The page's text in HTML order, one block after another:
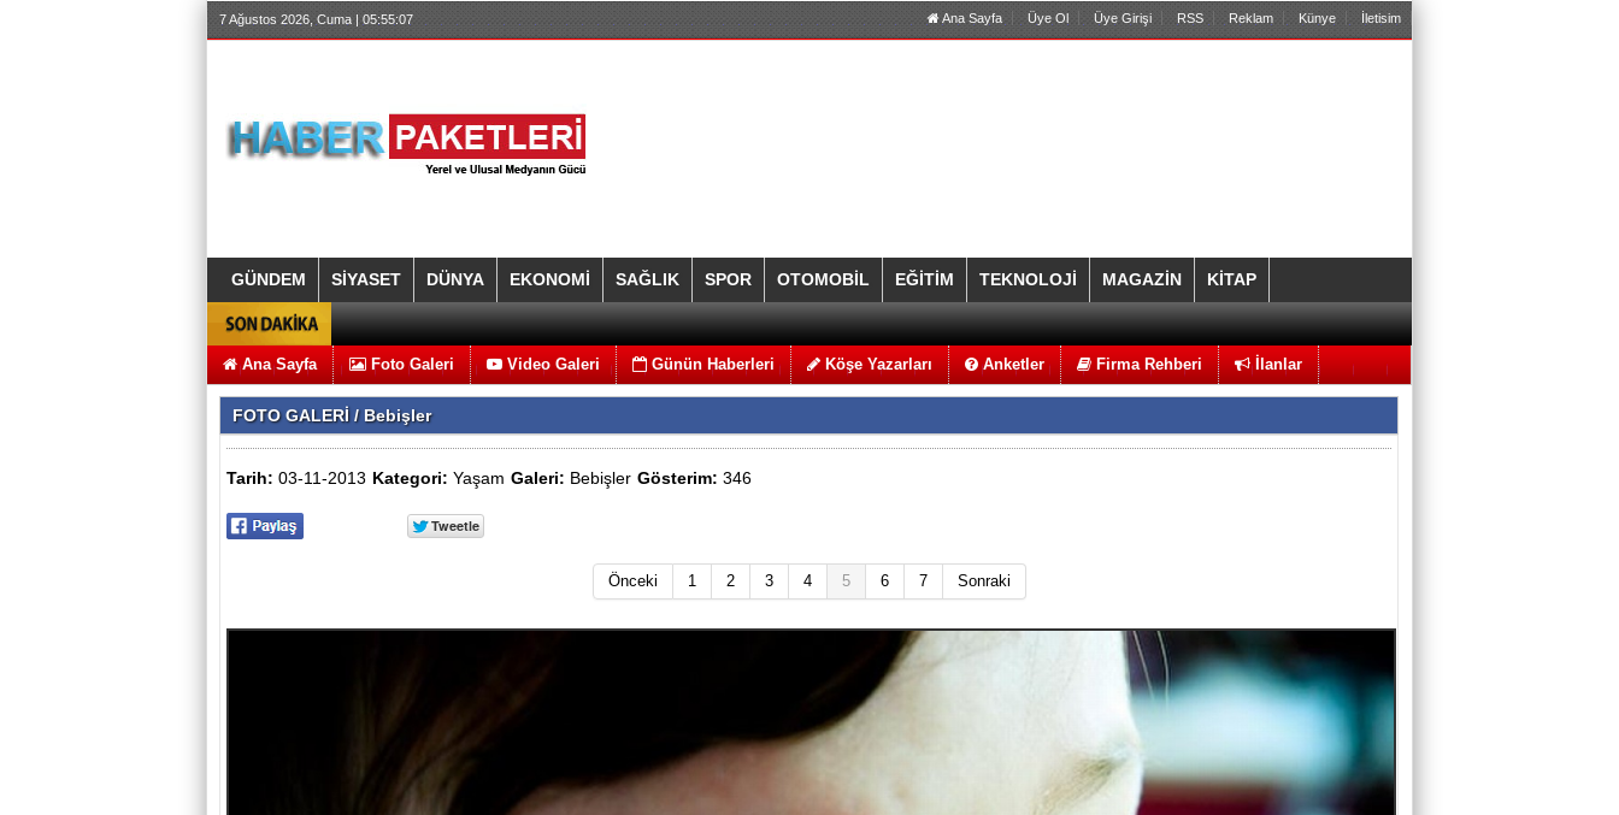
7 Ağustos 2026, Cuma | 05:55:08 Ana Sayfa Üye Ol Üye Girişi RSS Reklam Künye İletisim
GÜNDEM SİYASET DÜNYA EKONOMİ SAĞLIK SPOR OTOMOBİL EĞİTİM TEKNOLOJİ MAGAZİN KİTAP
Ana Sayfa Foto Galeri Video Galeri Günün Haberleri Köşe Yazarları Anketler Firma Rehberi İlanlar
FOTO GALERİ / Bebişler
Tarih: 03-11-2013 Kategori: Yaşam Galeri: Bebişler Gösterim: 346
Önceki 1 2 3 4 5 6 7 Sonraki